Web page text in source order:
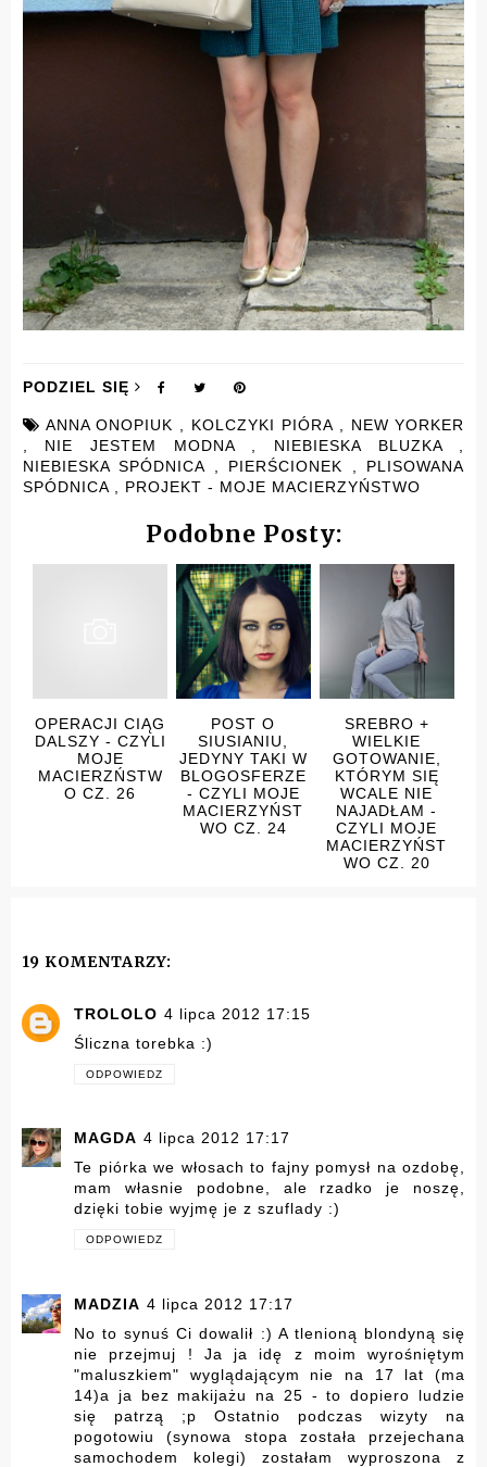
PODZIEL SIĘ
ANNA ONOPIUK , KOLCZYKI PIÓRA , NEW YORKER
, NIE JESTEM MODNA , NIEBIESKA BLUZKA ,
NIEBIESKA SPÓDNICA , PIERŚCIONEK , PLISOWANA
SPÓDNICA , PROJEKT - MOJE MACIERZYŃSTWO
Podobne Posty:
OPERACJI CIĄG
DALSZY - CZYLI
MOJE
MACIERZŃSTW
O CZ. 26
POST O
SIUSIANIU,
JEDYNY TAKI W
BLOGOSFERZE
- CZYLI MOJE
MACIERZYŃST
WO CZ. 24
SREBRO +
WIELKIE
GOTOWANIE,
KTÓRYM SIĘ
WCALE NIE
NAJADŁAM -
CZYLI MOJE
MACIERZYŃST
WO CZ. 20
19 KOMENTARZY:
TROLOLO 4 lipca 2012 17:15
Śliczna torebka :)
ODPOWIEDZ
MAGDA 4 lipca 2012 17:17
Te piórka we włosach to fajny pomysł na ozdobę,
mam własnie podobne, ale rzadko je noszę,
dzięki tobie wyjmę je z szuflady :)
ODPOWIEDZ
MADZIA 4 lipca 2012 17:17
No to synuś Ci dowalił :) A tlenioną blondyną się
nie przejmuj ! Ja ja idę z moim wyrośniętym
"maluszkiem" wyglądającym nie na 17 lat (ma
14)a ja bez makijażu na 25 - to dopiero ludzie
się patrzą ;p Ostatnio podczas wizyty na
pogotowiu (synowa stopa została przejechana
samochodem kolegi) zostałam wyproszona z